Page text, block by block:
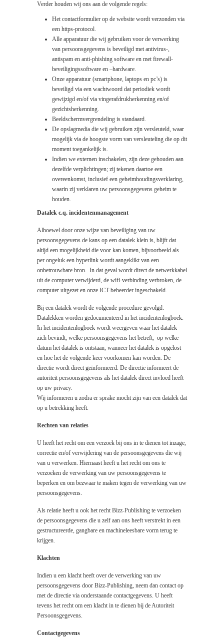
Verder houden wij ons aan de volgende regels:
Het contactformulier op de website wordt verzonden via
een https-protocol.
Alle apparatuur die wij gebruiken voor de verwerking
van persoonsgegevens is beveiligd met antivirus-,
antispam en anti-phishing software en met firewall-
beveiligingssoftware en –hardware.
Onze apparatuur (smartphone, laptops en pc’s) is
beveiligd via een wachtwoord dat periodiek wordt
gewijzigd en/of via vingerafdrukherkenning en/of
gezichtsherkenning.
Beeldschermvergrendeling is standaard.
De opslagmedia die wij gebruiken zijn versleuteld, waar
mogelijk via de hoogste vorm van versleuteling die op dit
moment toegankelijk is.
Indien we externen inschakelen, zijn deze gehouden aan
dezelfde verplichtingen; zij tekenen daartoe een
overeenkomst, inclusief een geheimhoudingsverklaring,
waarin zij verklaren uw persoonsgegevens geheim te
houden.
Datalek c.q. incidentenmanagement
Alhoewel door onze wijze van beveiliging van uw
persoonsgegevens de kans op een datalek klein is, blijft dat
altijd een mogelijkheid die voor kan komen, bijvoorbeeld als
per ongeluk een hyperlink wordt aangeklikt van een
onbetrouwbare bron. In dat geval wordt direct de netwerkkabel
uit de computer verwijderd, de wifi-verbinding verbroken, de
computer uitgezet en onze ICT-beheerder ingeschakeld.
Bij een datalek wordt de volgende procedure gevolgd:
Datalekken worden gedocumenteerd in het incidentenlogboek.
In het incidentenlogboek wordt weergeven waar het datalek
zich bevindt, welke persoonsgegevens het betreft, op welke
datum het datalek is ontstaan, wanneer het datalek is opgelost
en hoe het de volgende keer voorkomen kan worden. De
directie wordt direct geïnformeerd. De directie informeert de
autoriteit persoonsgegevens als het datalek direct invloed heeft
op uw privacy.
Wij informeren u zodra er sprake mocht zijn van een datalek dat
op u betrekking heeft.
Rechten van relaties
U heeft het recht om een verzoek bij ons in te dienen tot inzage,
correctie en/of verwijdering van de persoonsgegevens die wij
van u verwerken. Hiernaast heeft u het recht om ons te
verzoeken de verwerking van uw persoonsgegevens te
beperken en om bezwaar te maken tegen de verwerking van uw
persoonsgegevens.
Als relatie heeft u ook het recht Bizz-Publishing te verzoeken
de persoonsgegevens die u zelf aan ons heeft verstrekt in een
gestructureerde, gangbare en machineleesbare vorm terug te
krijgen.
Klachten
Indien u een klacht heeft over de verwerking van uw
persoonsgegevens door Bizz-Publishing, neem dan contact op
met de directie via onderstaande contactgegevens. U heeft
tevens het recht om een klacht in te dienen bij de Autoriteit
Persoonsgegevens.
Contactgegevens